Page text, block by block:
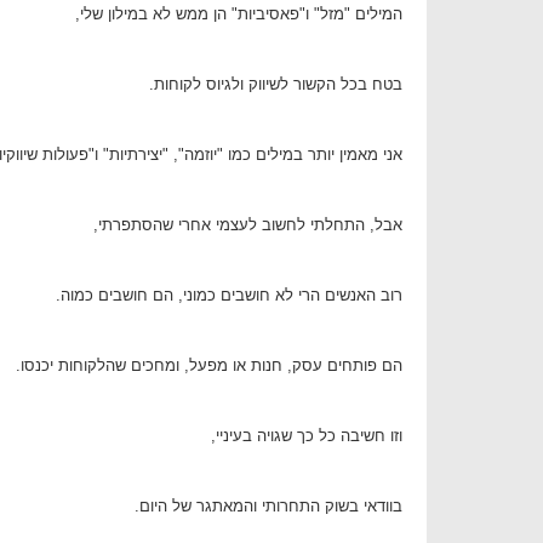
המילים "מזל" ו"פאסיביות" הן ממש לא במילון שלי,
בטח בכל הקשור לשיווק ולגיוס לקוחות.
אני מאמין יותר במילים כמו "יוזמה", "יצירתיות" ו"פעולות
אבל, התחלתי לחשוב לעצמי אחרי שהסתפרתי,
רוב האנשים הרי לא חושבים כמוני, הם חושבים כמוה.
הם פותחים עסק, חנות או מפעל, ומחכים שהלקוחות יכנסו.
וזו חשיבה כל כך שגויה בעיניי,
בוודאי בשוק התחרותי והמאתגר של היום.